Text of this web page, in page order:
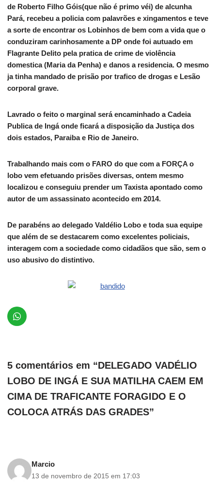
de Roberto Filho Góis(que não é primo véi) de alcunha
Pará, recebeu a policia com palavrões e xingamentos e teve
a sorte de encontrar os Lobinhos de bem com a vida que o
conduziram carinhosamente a DP onde foi autuado em
Flagrante Delito pela pratica de crime de violência
domestica (Maria da Penha) e danos a residencia. O mesmo
ja tinha mandado de prisão por trafico de drogas e Lesão
corporal grave.
Lavrado o feito o marginal será encaminhado a Cadeia
Publica de Ingá onde ficará a disposição da Justiça dos
dois estados, Paraiba e Rio de Janeiro.
Trabalhando mais com o FARO do que com a FORÇA o
lobo vem efetuando prisões diversas, ontem mesmo
localizou e conseguiu prender um Taxista apontado como
autor de um assassinato acontecido em 2014.
De parabéns ao delegado Valdélio Lobo e toda sua equipe
que além de se destacarem como excelentes policiais,
interagem com a sociedade como cidadãos que são, sem o
uso abusivo do distintivo.
5 comentários em “DELEGADO VADÉLIO
LOBO DE INGÁ E SUA MATILHA CAEM EM
CIMA DE TRAFICANTE FORAGIDO E O
COLOCA ATRÁS DAS GRADES”
Marcio
13 de novembro de 2015 em 17:03